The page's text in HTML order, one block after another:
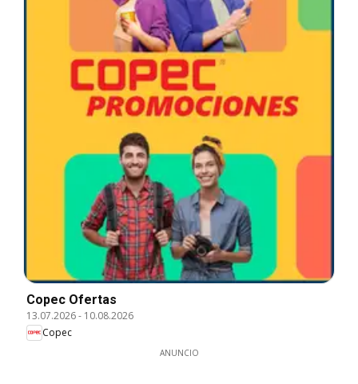
Copec Ofertas
13.07.2026- 10.08.2026
Copec
ANUNCIO